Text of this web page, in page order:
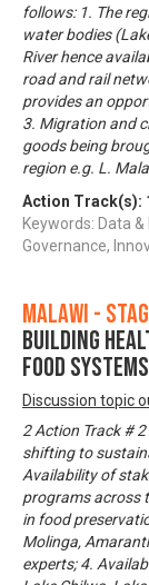
follows: 1. The
water bodies
River hence
road and rail
provides an
3. Migration and
goods being
region e.g. L.
Action Track(s):
Keywords: Data
Governance,
Malawi -
Building
Food
Discussion topic
2 Action Track #
shifting to
Availability of
programs across
in food
Molinga,
experts; 4.